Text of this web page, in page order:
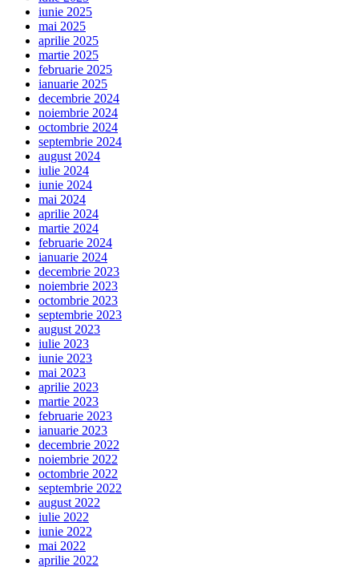
iunie 2025
mai 2025
aprilie 2025
martie 2025
februarie 2025
ianuarie 2025
decembrie 2024
noiembrie 2024
octombrie 2024
septembrie 2024
august 2024
iulie 2024
iunie 2024
mai 2024
aprilie 2024
martie 2024
februarie 2024
ianuarie 2024
decembrie 2023
noiembrie 2023
octombrie 2023
septembrie 2023
august 2023
iulie 2023
iunie 2023
mai 2023
aprilie 2023
martie 2023
februarie 2023
ianuarie 2023
decembrie 2022
noiembrie 2022
octombrie 2022
septembrie 2022
august 2022
iulie 2022
iunie 2022
mai 2022
aprilie 2022